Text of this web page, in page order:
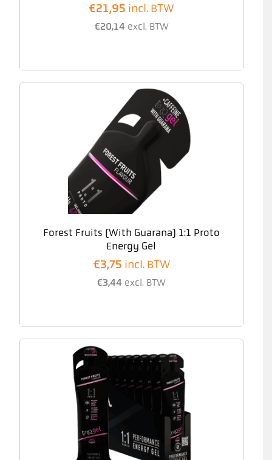
€21,95 incl. BTW
€20,14 excl. BTW
Forest Fruits (With Guarana) 1:1 Proto
Energy Gel
€3,75 incl. BTW
€3,44 excl. BTW